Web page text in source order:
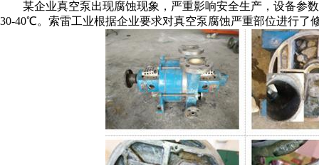
某企业真空泵出现腐蚀现象，严重影响安全生产，设备参数
30-40℃。索雷工业根据企业要求对真空泵腐蚀严重部位进行